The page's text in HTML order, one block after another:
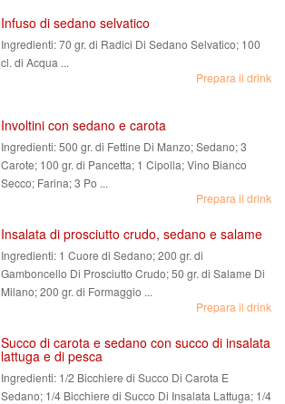
Infuso di sedano selvatico
Ingredienti:70 gr. di Radici Di Sedano Selvatico; 100
cl. di Acqua ...
Prepara il drink
Involtini con sedano e carota
Ingredienti:500 gr. di Fettine Di Manzo; Sedano; 3
Carote; 100 gr. di Pancetta; 1 Cipolla; Vino Bianco
Secco; Farina; 3 Po ...
Prepara il drink
Insalata di prosciutto crudo, sedano e salame
Ingredienti: 1 Cuore di Sedano; 200 gr. di
Gamboncello Di Prosciutto Crudo; 50 gr. di Salame Di
Milano; 200 gr. di Formaggio ...
Prepara il drink
Succo di carota e sedano con succo di insalata
lattuga e di pesca
Ingredienti: 1/2 Bicchiere di Succo Di Carota E
Sedano; 1/4 Bicchiere di Succo Di Insalata Lattuga; 1/4